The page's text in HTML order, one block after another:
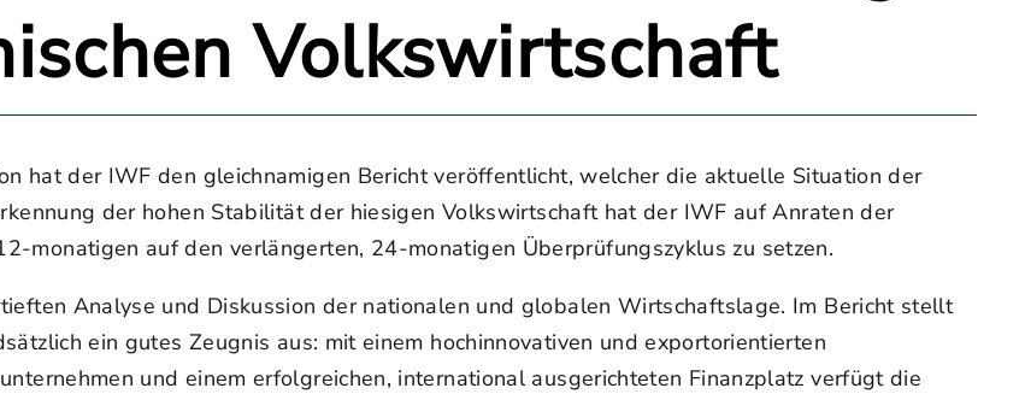
Volkswirtschaft
hat der IWF den gleichnamigen Bericht veröffentlicht, welcher die aktuelle Situation der
der hohen Stabilität der hiesigen Volkswirtschaft hat der IWF auf Anraten der
monatigen auf den verlängerten, 24-monatigen Überprüfungszyklus zu setzen.
Analyse und Diskussion der nationalen und globalen Wirtschaftslage. Im Bericht stellt
ein gutes Zeugnis aus: mit einem hochinnovativen und exportorientierten
und einem erfolgreichen, international ausgerichteten Finanzplatz verfügt die